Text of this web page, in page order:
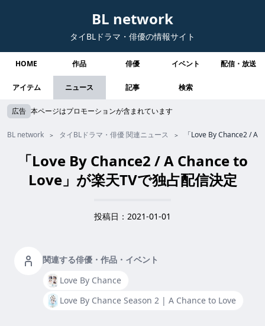
BL network
タイBLドラマ・俳優の情報サイト
HOME 作品 俳優 イベント 配信・放送
アイテム ニュース 記事 検索
広告 本ページはプロモーションが含まれています
BL network タイBLドラマ・俳優 関連ニュース 「Love By Chance2 / A
「Love By Chance2 / A Chance to
Love」が楽天TVで独占配信決定
投稿日：2021-01-01
関連する俳優・作品・イベント
Love By Chance
Love By Chance Season 2 | A Chance to Love